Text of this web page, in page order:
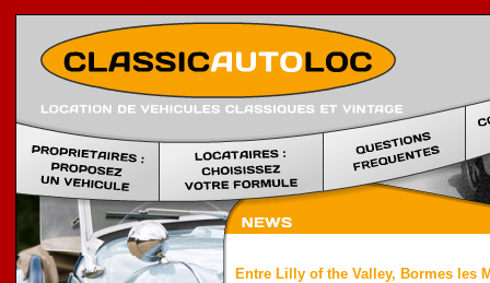
Entre Lilly of the Valley, Bormes les